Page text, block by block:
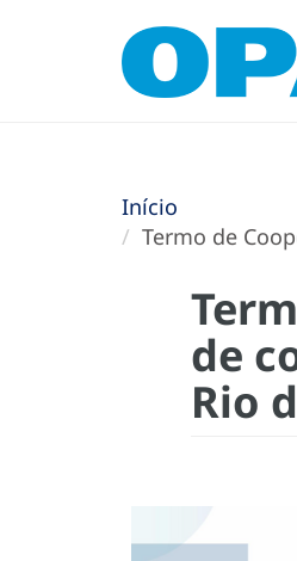
Início
Termo de
de
Rio